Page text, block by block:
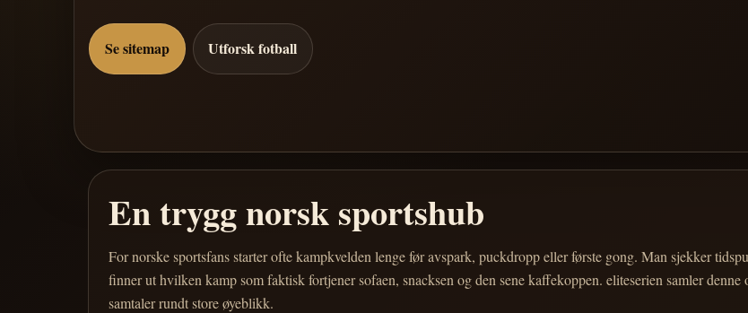
Se sitemap Utforsk fotball
En trygg norsk sportshub
For norske sportsfans starter ofte kampkvelden lenge før avspark, puckdropp eller første gong. Man sjekker
finner ut hvilken kamp som faktisk fortjener sofaen, snacksen og den sene kaffekoppen. eliteserien samler
samtaler rundt store øyeblikk.